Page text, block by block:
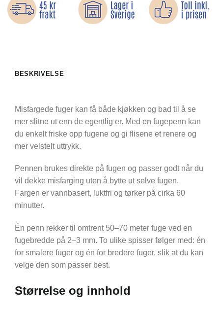
BESKRIVELSE
Misfargede fuger kan få både kjøkken og bad til å se
mer slitne ut enn de egentlig er. Med en fugepenn kan
du enkelt friske opp fugene og gi flisene et renere og
mer velstelt uttrykk.
Pennen brukes direkte på fugen og passer godt når du
vil dekke misfarging uten å bytte ut selve fugen.
Fargen er vannbasert, luktfri og tørker på cirka 60
minutter.
Én penn rekker til omtrent 50–70 meter fuge ved en
fugebredde på 2–3 mm. To ulike spisser følger med: én
for smalere fuger og én for bredere fuger, slik at du kan
velge den som passer best.
Størrelse og innhold